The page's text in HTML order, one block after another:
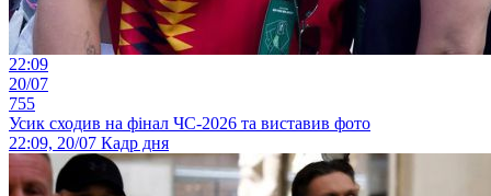
22:09
20/07
755
Усик сходив на фінал ЧС-2026 та виставив фото
22:09, 20/07 Кадр дня